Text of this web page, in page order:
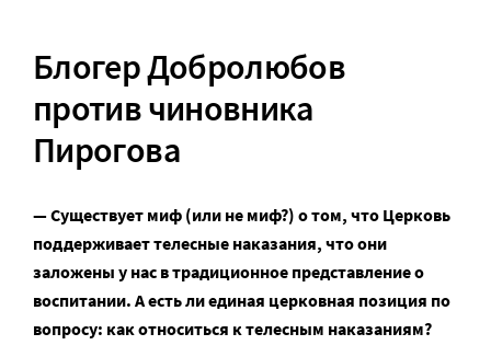
Блогер Добролюбов
против чиновника
Пирогова
— Существует миф (или не миф?) о том, что Церковь
поддерживает телесные наказания, что они
заложены у нас в традиционное представление о
воспитании. А есть ли единая церковная позиция по
вопросу: как относиться к телесным наказаниям?